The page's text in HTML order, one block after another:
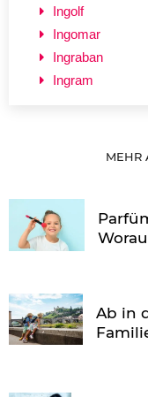
Ingolf
Ingomar
Ingraban
Ingram
MEHR
Ab in